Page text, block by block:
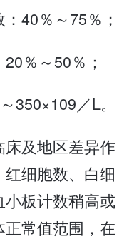
40％～75％；
％～50％；
350×109／L。
床及地区差异作
细胞数、白细
板计数稍高或
常值范围，在